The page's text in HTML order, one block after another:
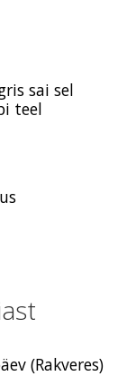
sai sel
teel
(Rakveres)